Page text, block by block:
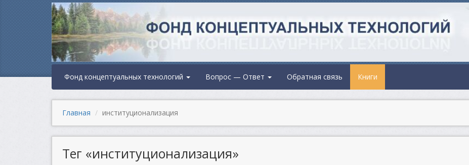
Фонд концептуальных технологий Вопрос — Ответ Обратная связь Книги
Главная институционализация
Тег «институционализация»